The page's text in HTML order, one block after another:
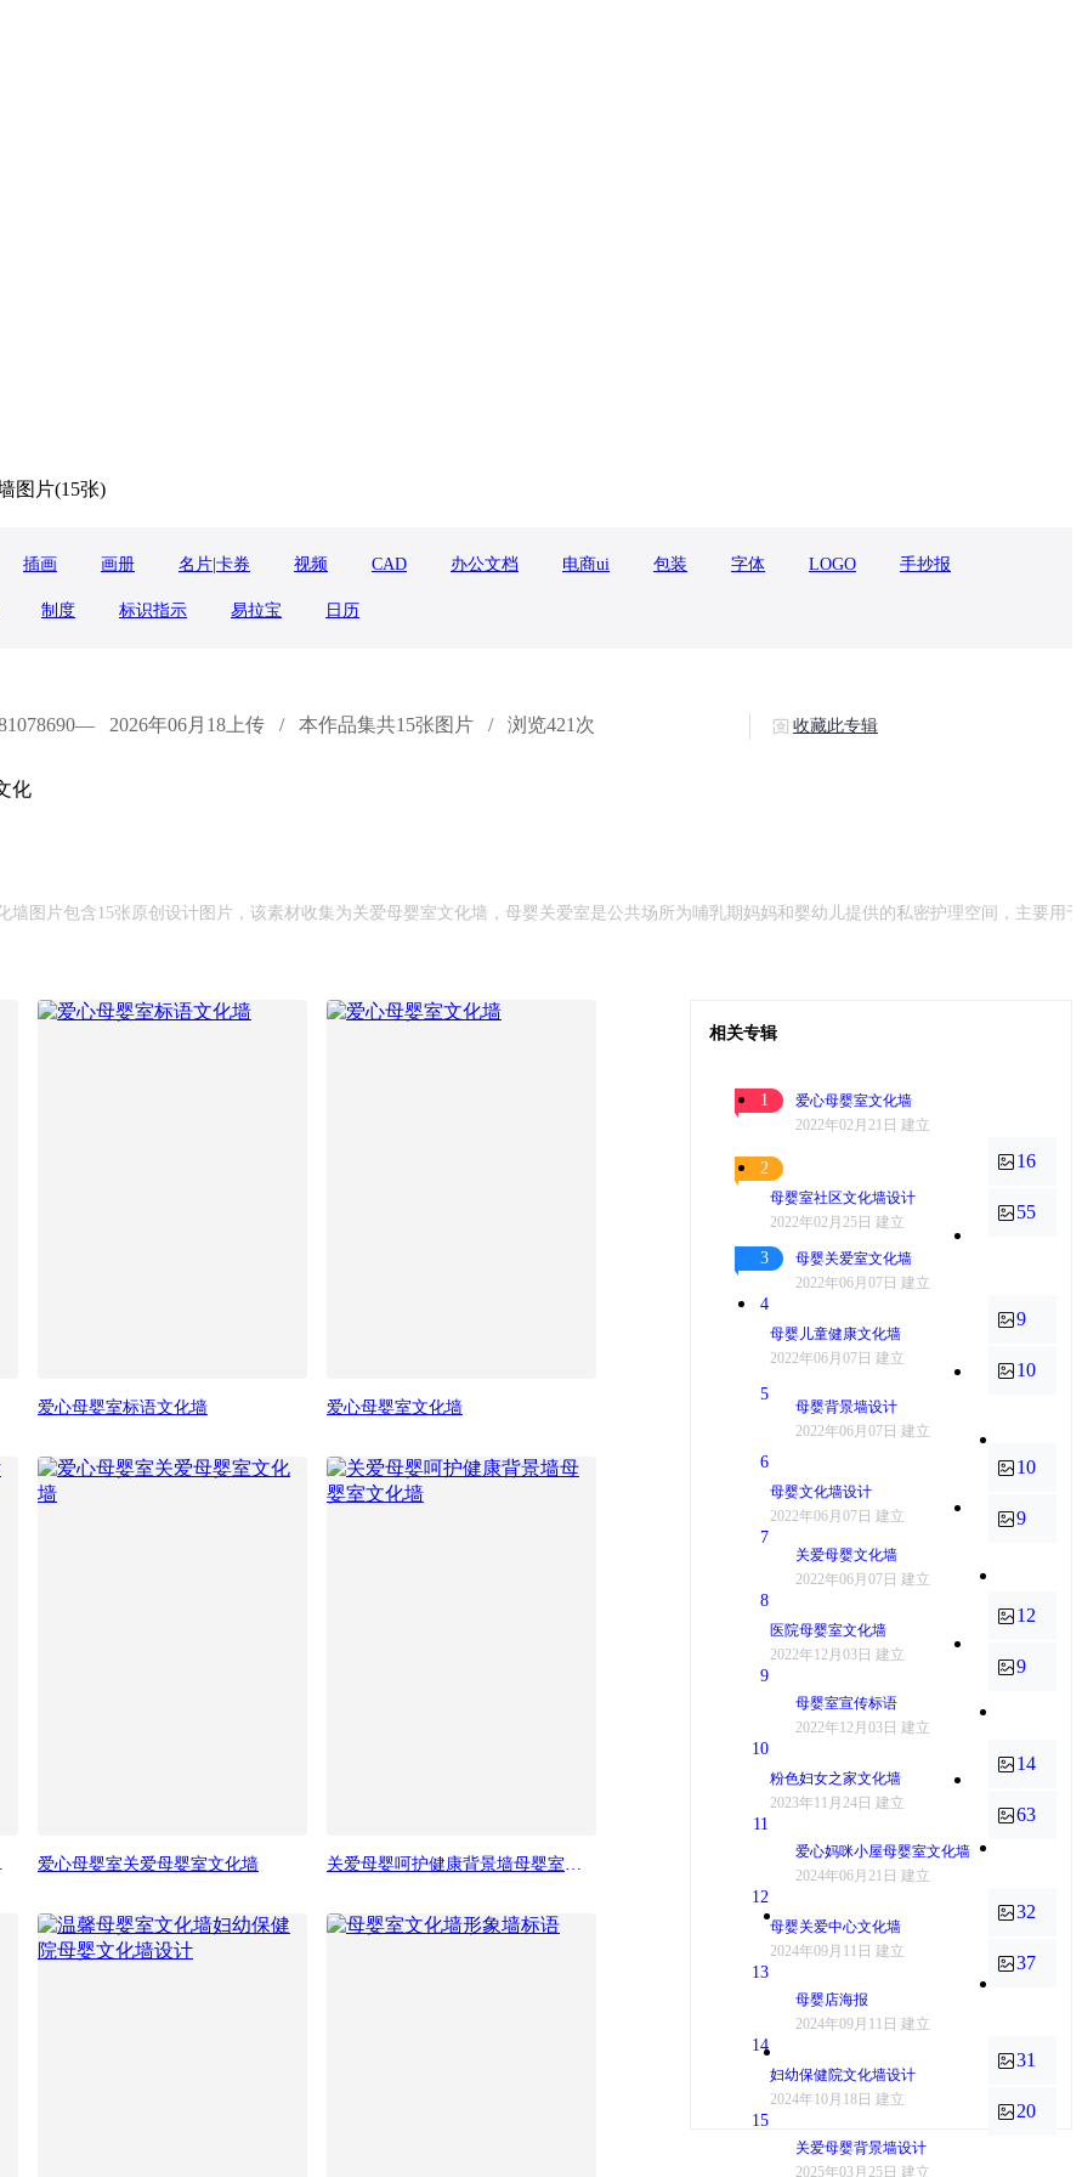
图片(15张)
插画 画册 名片|卡券 视频 CAD 办公文档 电商ui 包装 字体 LOGO 手抄报
制度 标识指示 易拉宝 日历
2026年06月18上传 / 本作品集共15张图片 / 浏览421次 收藏此专辑
墙图片包含15张原创设计图片，该素材收集为关爱母婴室文化墙，‌母婴关爱室‌是公共场所为哺乳期妈妈和婴幼儿提供的私密护理空间，主要用
爱心母婴室标语文化墙 爱心母婴室文化墙
标语 爱心母婴室关爱母婴室文化墙 关爱母婴呵护健康背景墙母婴室文化墙
相关专辑
1
爱心母婴室文化墙
2022年02月21日 建立
16
2
母婴室社区文化墙设计
2022年02月25日 建立
55
3
母婴关爱室文化墙
2022年06月07日 建立
9
4
母婴儿童健康文化墙
2022年06月07日 建立
10
5
母婴背景墙设计
2022年06月07日 建立
10
6
母婴文化墙设计
2022年06月07日 建立
9
7
关爱母婴文化墙
2022年06月07日 建立
12
8
医院母婴室文化墙
2022年12月03日 建立
9
9
母婴室宣传标语
2022年12月03日 建立
14
10
粉色妇女之家文化墙
2023年11月24日 建立
63
11
爱心妈咪小屋母婴室文化墙
2024年06月21日 建立
32
12
母婴关爱中心文化墙
2024年09月11日 建立
37
13
母婴店海报
2024年09月11日 建立
31
14
妇幼保健院文化墙设计
2024年10月18日 建立
20
15
关爱母婴背景墙设计
2025年03月25日 建立